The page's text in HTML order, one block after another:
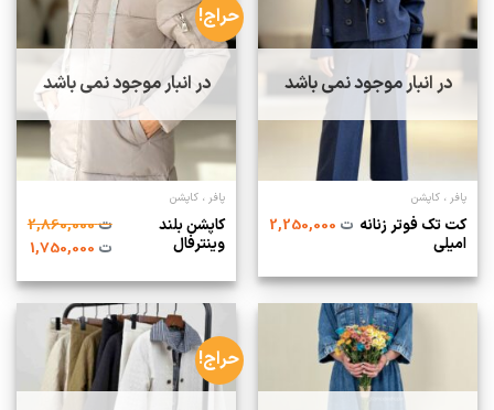
در انبار موجود نمی باشد
پافر ، کاپشن
کت تک فوتر زنانه
امیلی
ت2,250,000
حراج!
در انبار موجود نمی باشد
پافر ، کاپشن
کاپشن بلند
وینترفال
ت2,860,000
ت1,750,000
حراج!